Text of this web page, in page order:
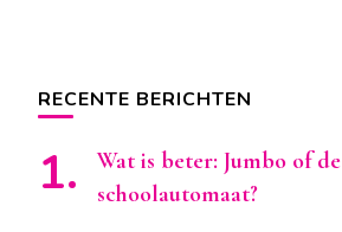
RECENTE BERICHTEN
Wat is beter: Jumbo of de
schoolautomaat?